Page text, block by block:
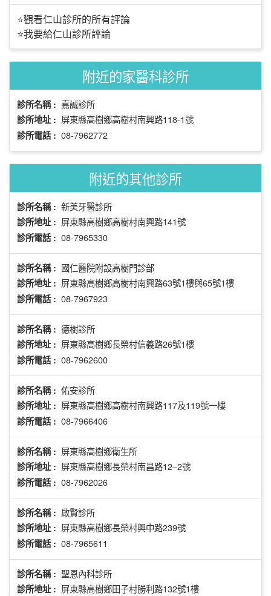
⭐觀看仁山診所的所有評論
⭐我要給仁山診所評論
附近的家醫科診所
診所名稱 : 嘉誠診所
診所地址 : 屏東縣高樹鄉高樹村南興路118-1號
診所電話 : 08-7962772
附近的其他診所
診所名稱 : 新美牙醫診所
診所地址 : 屏東縣高樹鄉高樹村南興路141號
診所電話 : 08-7965330
診所名稱 : 國仁醫院附設高樹門診部
診所地址 : 屏東縣高樹鄉高樹村南興路63號1樓與65號1樓
診所電話 : 08-7967923
診所名稱 : 德樹診所
診所地址 : 屏東縣高樹鄉長榮村信義路26號1樓
診所電話 : 08-7962600
診所名稱 : 佑安診所
診所地址 : 屏東縣高樹鄉高樹村南興路117及119號一樓
診所電話 : 08-7966406
診所名稱 : 屏東縣高樹鄉衛生所
診所地址 : 屏東縣高樹鄉長榮村南昌路12–2號
診所電話 : 08-7962026
診所名稱 : 啟賢診所
診所地址 : 屏東縣高樹鄉長榮村興中路239號
診所電話 : 08-7965611
診所名稱 : 聖恩內科診所
診所地址 : 屏東縣高樹鄉田子村勝利路132號1樓